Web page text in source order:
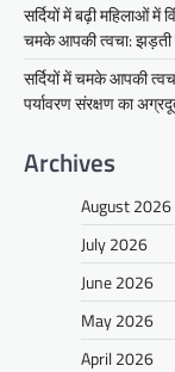
सर्दियों में बढ़ी महिलाओं
चमके आपकी त्वचा: झड़ती
सर्दियों में चमके आपकी
पर्यावरण संरक्षण का
Archives
August 2026
July 2026
June 2026
May 2026
April 2026